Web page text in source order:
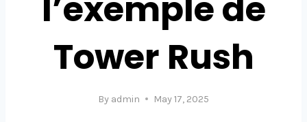
l’exemple de
Tower Rush
By admin May 17, 2025